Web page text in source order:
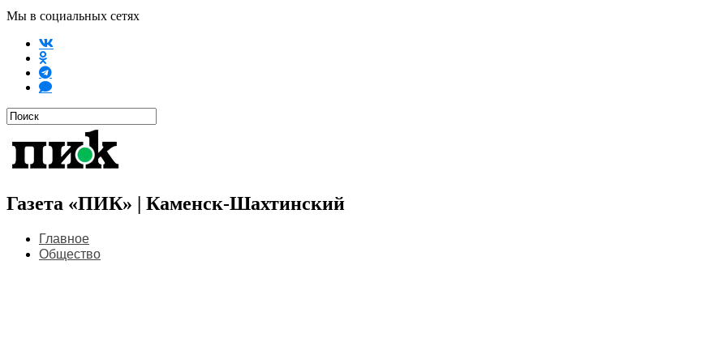
Мы в социальных сетях
Газета «ПИК» | Каменск-Шахтинский
Главное
Общество